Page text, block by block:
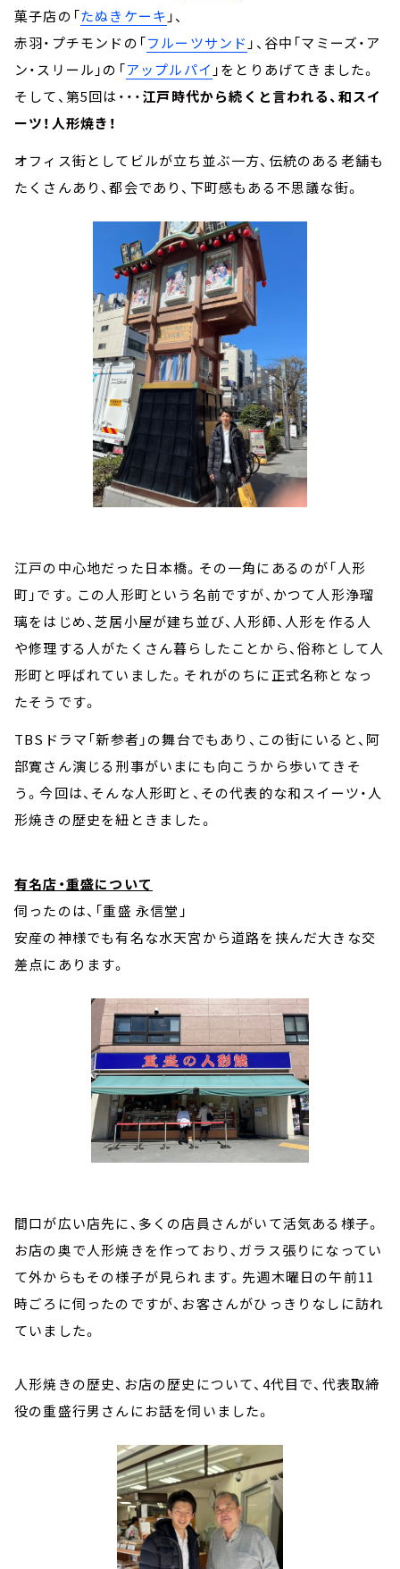
菓子店の「たぬきケーキ 」、
赤羽・プチモンドの「フルーツサンド 」、谷中「マミーズ・ア
ン・スリール」の「アップルパイ 」をとりあげてきました。
そして、第5回は・・・江戸時代から続くと言われる、和スイ
ーツ！人形焼き！
オフィス街としてビルが立ち並ぶ一方、伝統のある老舗も
たくさんあり、都会であり、下町感もある不思議な街。
江戸の中心地だった日本橋。その一角にあるのが「人形
町」です。この人形町という名前ですが、かつて人形浄瑠
璃をはじめ、芝居小屋が建ち並び、人形師、人形を作る人
や修理する人がたくさん暮らしたことから、俗称として人
形町と呼ばれていました。それがのちに正式名称となっ
たそうです。
TBSドラマ「新参者」の舞台でもあり、この街にいると、阿
部寛さん演じる刑事がいまにも向こうから歩いてきそ
う。今回は、そんな人形町と、その代表的な和スイーツ・人
形焼きの歴史を紐ときました。
有名店・重盛について
伺ったのは、「重盛 永信堂」
安産の神様でも有名な水天宮から道路を挟んだ大きな交
差点にあります。
間口が広い店先に、多くの店員さんがいて活気ある様子。
お店の奥で人形焼きを作っており、ガラス張りになってい
て外からもその様子が見られます。先週木曜日の午前11
時ごろに伺ったのですが、お客さんがひっきりなしに訪れ
ていました。
人形焼きの歴史、お店の歴史について、4代目で、代表取締
役の重盛行男さんにお話を伺いました。